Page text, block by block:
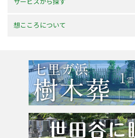
デザイン墓石
神奈川県
東京都
サービスから探す
お墓を建てる
墓じまい・改葬
粉骨サービス
想こころについて
会社案内
アクセス
よくあるご質問